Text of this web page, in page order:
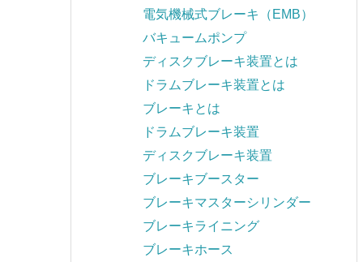
電気機械式ブレーキ（EMB）
バキュームポンプ
ディスクブレーキ装置とは
ドラムブレーキ装置とは
ブレーキとは
ドラムブレーキ装置
ディスクブレーキ装置
ブレーキブースター
ブレーキマスターシリンダー
ブレーキライニング
ブレーキホース